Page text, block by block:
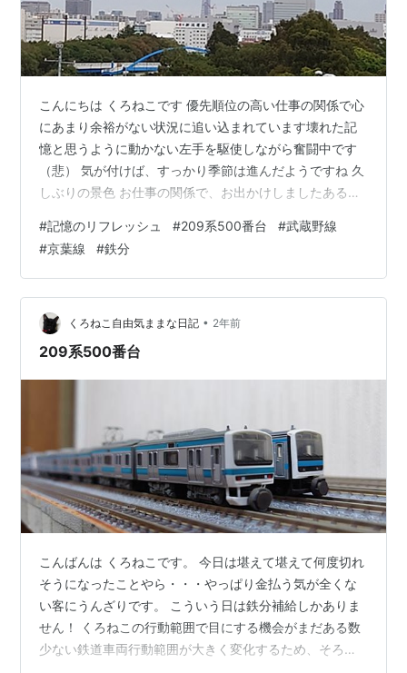
こんにちは くろねこです 優先順位の高い仕事の関係で心
にあまり余裕がない状況に追い込まれています壊れた記
憶と思うように動かない左手を駆使しながら奮闘中です
（悲） 気が付けば、すっかり季節は進んだようですね 久
しぶりの景色 お仕事の関係で、お出かけしましたある取
は午前9:30 新木場駅 京葉線ホーム くろねこの瞳に映る
景色は、とても久しぶり、そして懐かしいものでした こ
の景色はとても久しぶり 訪問先はくろねこのお仕事とは
まったく異なる業種であり、見せていただいた風景は珍
しいものばかりでした 今回の取引を実施するにあたり、
安全性に関する部分で充分…
#記憶のリフレッシュ #209系500番台 #武蔵野線
#京葉線 #鉄分
くろねこ自由気ままな日記 • 2年前
209系500番台
こんばんは くろねこです。 今日は堪えて堪えて何度切れ
そうになったことやら・・・やっぱり金払う気が全くな
い客にうんざりです。 こういう日は鉄分補給しかありま
せん！ くろねこの行動範囲で目にする機会がまだある数
少ない鉄道車両行動範囲が大きく変化するため、そろそ